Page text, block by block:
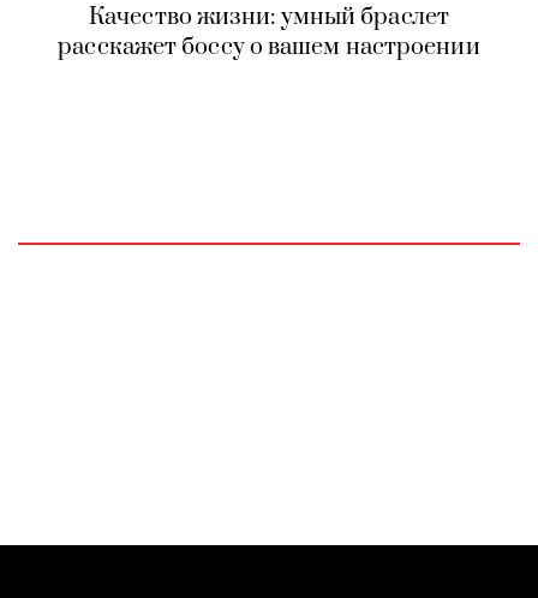
Качество жизни: умный браслет
расскажет боссу о вашем настроении